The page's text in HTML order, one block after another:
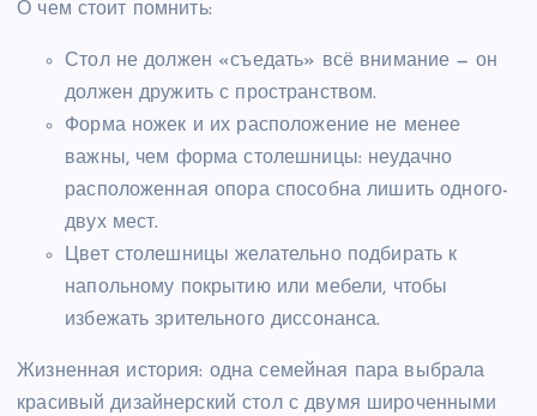
О чем стоит помнить:
Стол не должен «съедать» всё внимание — он
должен дружить с пространством.
Форма ножек и их расположение не менее
важны, чем форма столешницы: неудачно
расположенная опора способна лишить одного-
двух мест.
Цвет столешницы желательно подбирать к
напольному покрытию или мебели, чтобы
избежать зрительного диссонанса.
Жизненная история: одна семейная пара выбрала
красивый дизайнерский стол с двумя широченными